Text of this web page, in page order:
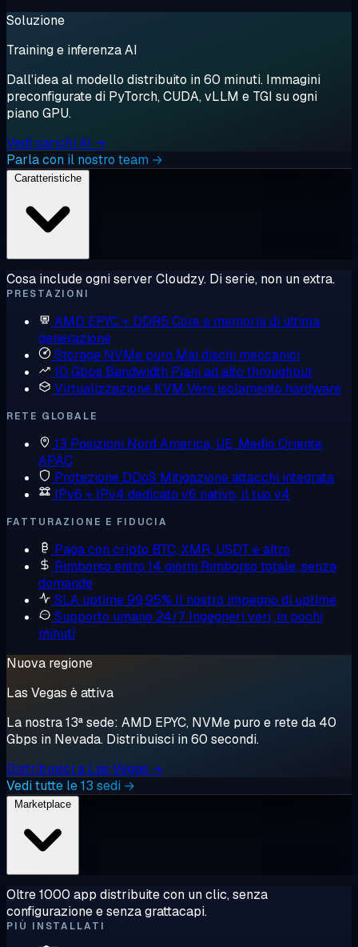
Soluzione
Training e inferenza AI
Dall'idea al modello distribuito in 60 minuti. Immagini
preconfigurate di PyTorch, CUDA, vLLM e TGI su ogni
piano GPU.
Vedi carichi AI →
Parla con il nostro team →
Cosa include ogni server Cloudzy. Di serie, non un extra.
PRESTAZIONI
AMD EPYC + DDR5 Core e memoria di ultima
generazione
Storage NVMe puro Mai dischi meccanici
10 Gbps Bandwidth Piani ad alto throughput
Virtualizzazione KVM Vero isolamento hardware
RETE GLOBALE
13 Posizioni Nord America, UE, Medio Oriente,
APAC
Protezione DDoS Mitigazione attacchi integrata
IPv6 + IPv4 dedicato v6 nativo, il tuo v4
FATTURAZIONE E FIDUCIA
Paga con cripto BTC, XMR, USDT e altro
Rimborso entro 14 giorni Rimborso totale, senza
domande
SLA uptime 99,95% Il nostro impegno di uptime
Supporto umano 24/7 Ingegneri veri, in pochi
minuti
Nuova regione
Las Vegas è attiva
La nostra 13ª sede: AMD EPYC, NVMe puro e rete da 40
Gbps in Nevada. Distribuisci in 60 secondi.
Distribuisci a Las Vegas →
Vedi tutte le 13 sedi →
Oltre 1000 app distribuite con un clic, senza
configurazione e senza grattacapi.
PIÙ INSTALLATI